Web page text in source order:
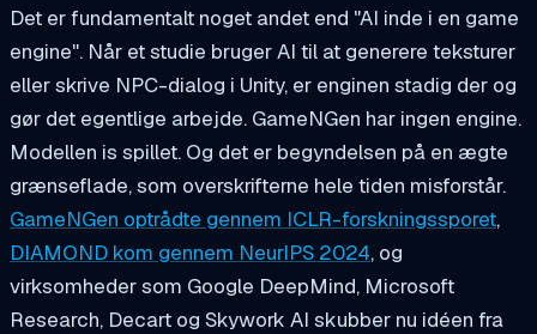
Det er fundamentalt noget andet end "AI inde i en game
engine". Når et studie bruger AI til at generere teksturer
eller skrive NPC-dialog i Unity, er enginen stadig der og
gør det egentlige arbejde. GameNGen har ingen engine.
Modellen is spillet. Og det er begyndelsen på en ægte
grænseflade, som overskrifterne hele tiden misforstår.
GameNGen optrådte gennem ICLR-forskningssporet,
DIAMOND kom gennem NeurIPS 2024, og
virksomheder som Google DeepMind, Microsoft
Research, Decart og Skywork AI skubber nu idéen fra